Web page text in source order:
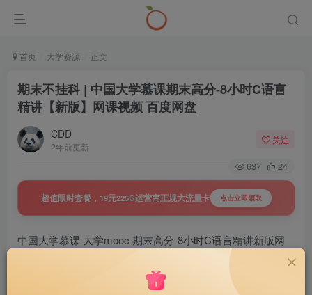
首页 大学资源 正文
期末不挂科 | 中国大学慕课期末高分-8小时C语言
精讲【新版】网课视频 百度网盘
CDD
2年前更新
关注
637 24
超值限时套餐，19元225G运营商正规大流量卡 点击立即领取
中国大学慕课 大学mooc 期末高分-8小时C语言精讲新版网